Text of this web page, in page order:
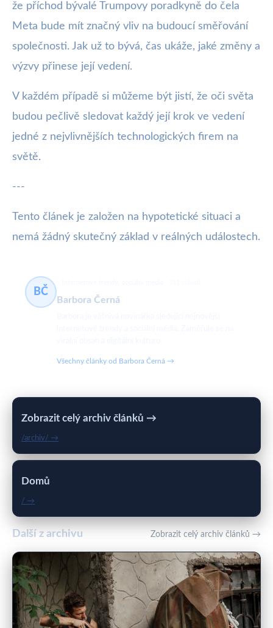
že příchod bývalé Trumpovy poradkyně do čela
Meta bude mít značný vliv na budoucí směřování
společnosti. Jak už to bývá, čas ukáže, jaké změny a
výzvy přinese její vedení.
V každém případě si můžeme být jistí, že oči světa
budou pečlivě sledovat každý její krok ve vedení
jedné z nejvlivnějších technologických firem na
světě.
---
Tento článek je založen na hypotetické situaci a
nemá žádný skutečný základ v reálných událostech.
BČ
Barbora Černá
Všechny články od Barbora Černá →
Zobrazit celý archiv článků →
/archiv/ →
Domů
/ →
Další z archivu Zobrazit celý archiv článků →